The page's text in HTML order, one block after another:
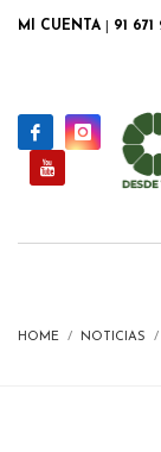
MI CUENTA 91 671
HOME NOTICIAS